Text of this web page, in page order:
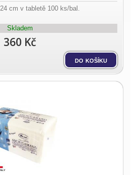
cm v tabletě 100 ks/bal.
Skladem
360 Kč
do košíku